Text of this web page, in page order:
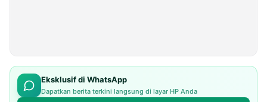
Eksklusif di WhatsApp
Dapatkan berita terkini langsung di layar HP Anda